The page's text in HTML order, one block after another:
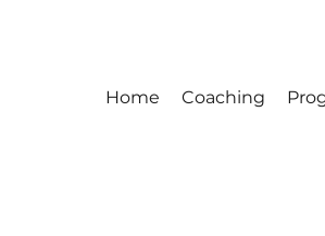
Home Coaching